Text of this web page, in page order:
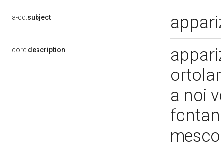
a-cd:subject
core:description
a noi